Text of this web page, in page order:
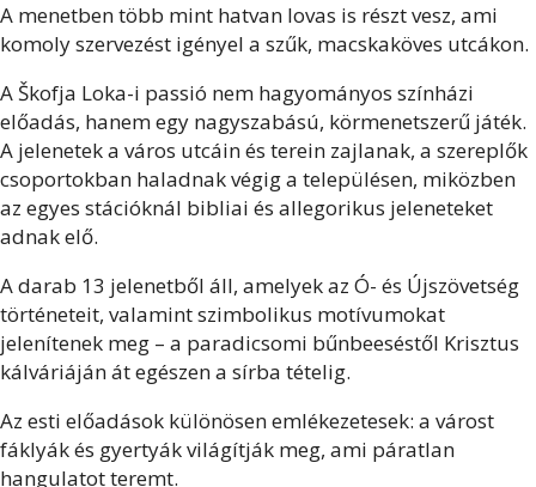
A menetben több mint hatvan lovas is részt vesz, ami
komoly szervezést igényel a szűk, macskaköves utcákon.
A Škofja Loka-i passió nem hagyományos színházi
előadás, hanem egy nagyszabású, körmenetszerű játék.
A jelenetek a város utcáin és terein zajlanak, a szereplők
csoportokban haladnak végig a településen, miközben
az egyes stációknál bibliai és allegorikus jeleneteket
adnak elő.
A darab 13 jelenetből áll, amelyek az Ó- és Újszövetség
történeteit, valamint szimbolikus motívumokat
jelenítenek meg – a paradicsomi bűnbeeséstől Krisztus
kálváriáján át egészen a sírba tételig.
Az esti előadások különösen emlékezetesek: a várost
fáklyák és gyertyák világítják meg, ami páratlan
hangulatot teremt.